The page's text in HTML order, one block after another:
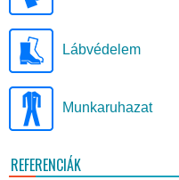
Lábvédelem
Munkaruhazat
REFERENCIÁK